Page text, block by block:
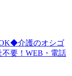
介護のオシゴ
不要！WEB・電話